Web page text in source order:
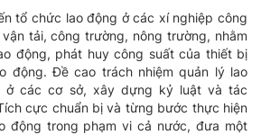
tổ chức lao động ở các xí nghiệp công
tải, công trường, nông trường, nhằm
động, phát huy công suất của thiết bị
động. Đề cao trách nhiệm quản lý lao
ở các cơ sở, xây dựng kỷ luật và tác
cực chuẩn bị và từng bước thực hiện
động trong phạm vi cả nước, đưa một